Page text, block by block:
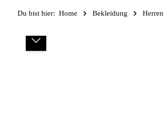
Du bist hier: Home Bekleidung Herren
Bildergalerie überspringen